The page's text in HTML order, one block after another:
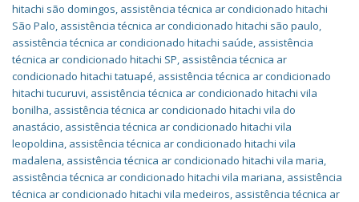
hitachi são domingos, assistência técnica ar condicionado hitachi
São Palo, assistência técnica ar condicionado hitachi são paulo,
assistência técnica ar condicionado hitachi saúde, assistência
técnica ar condicionado hitachi SP, assistência técnica ar
condicionado hitachi tatuapé, assistência técnica ar condicionado
hitachi tucuruvi, assistência técnica ar condicionado hitachi vila
bonilha, assistência técnica ar condicionado hitachi vila do
anastácio, assistência técnica ar condicionado hitachi vila
leopoldina, assistência técnica ar condicionado hitachi vila
madalena, assistência técnica ar condicionado hitachi vila maria,
assistência técnica ar condicionado hitachi vila mariana, assistência
técnica ar condicionado hitachi vila medeiros, assistência técnica ar